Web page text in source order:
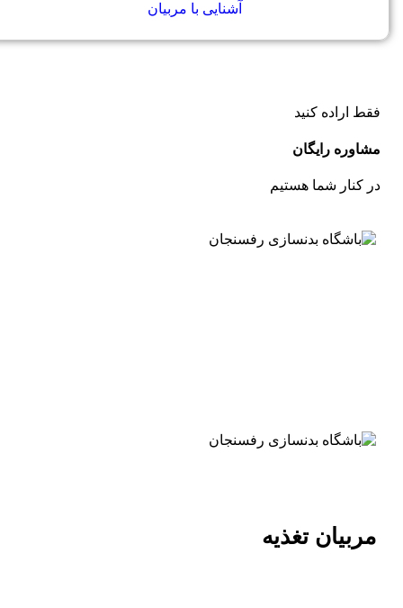
آشنایی با مربیان
فقط اراده کنید
مشاوره رایگان
در کنار شما هستیم
مربیان تغذیه